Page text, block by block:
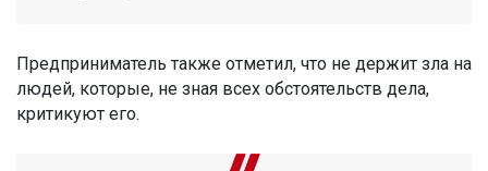
Предприниматель также отметил, что не держит зла на
людей, которые, не зная всех обстоятельств дела,
критикуют его.